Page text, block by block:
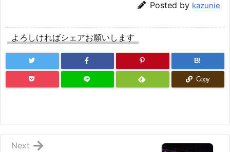
Posted by kazunie
よろしければシェアお願いします
B!
Copy
Next